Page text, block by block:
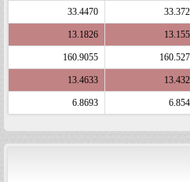
33.4470
13.1826
160.9055
13.4633
6.8693